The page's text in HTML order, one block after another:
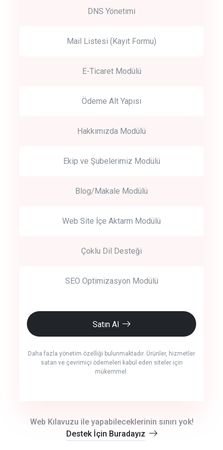
DNS Yönetimi
Mail Listesi (Kayıt Formu)
E-Ticaret Modülü
Ödeme Alt Yapısı
Hakkımızda Modülü
Ekip ve Şubelerimiz Modülü
Blog/Makale Modülü
Web Site İçe Aktarm Modülü
Çoklu Dil Desteği
SEO Optimizasyon Modülü
Satın Al
Daha fazla yönetim özelliği bulunmaktadır. Ürünler, hizmetler
satan ve çevrimiçi ödemeleri kabul eden siteler için
mükemmel.
Web Kılavuzu ile yapabileceklerinin sınırı yok!
Destek İçin Buradayız